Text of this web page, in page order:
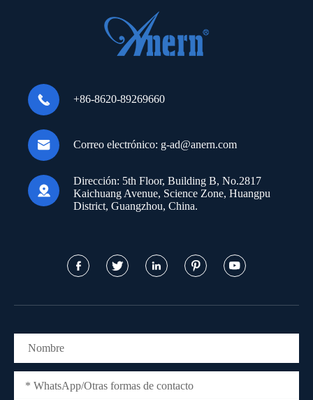
 +86-8620-89269660
 Correo electrónico: g-ad@anern.com

Dirección: 5th Floor, Building B, No.2817
Kaichuang Avenue, Science Zone, Huangpu
District, Guangzhou, China.
    